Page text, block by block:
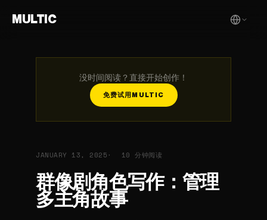
MULTIC
没时间阅读？直接开始创作！
免费试用MULTIC
JANUARY 13, 2025 10 分钟阅读
群像剧角色写作：管理
多主角故事